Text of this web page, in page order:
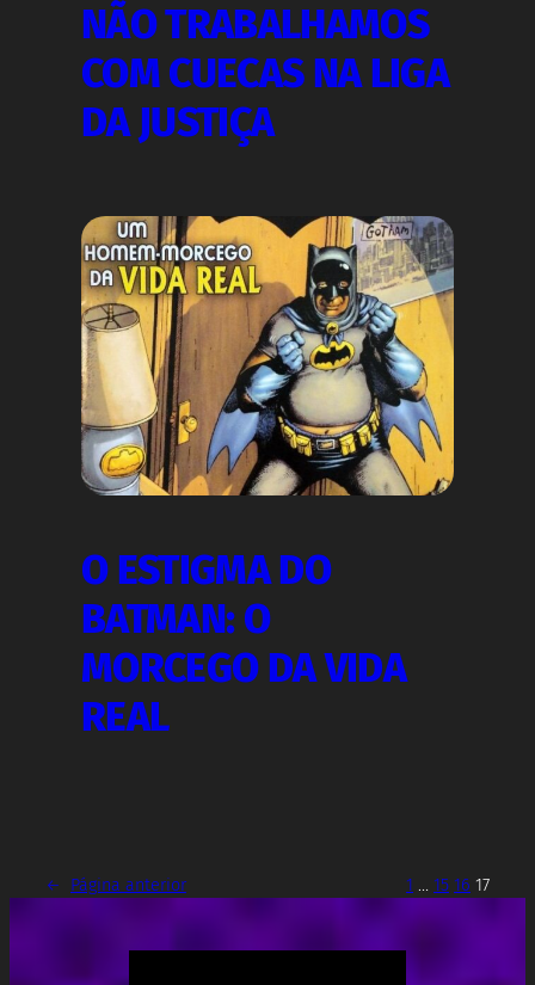
NÃO TRABALHAMOS
COM CUECAS NA LIGA
DA JUSTIÇA
O ESTIGMA DO
BATMAN: O
MORCEGO DA VIDA
REAL
← Página anterior 1 … 15 16 17